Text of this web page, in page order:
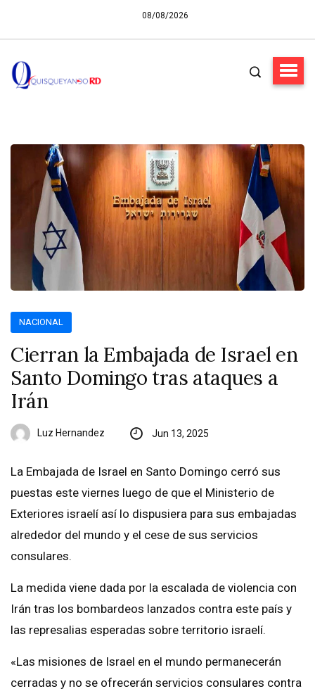
08/08/2026
NACIONAL
Cierran la Embajada de Israel en
Santo Domingo tras ataques a
Irán
Luz Hernandez Jun 13, 2025
La Embajada de Israel en Santo Domingo cerró sus
puestas este viernes luego de que el Ministerio de
Exteriores israelí así lo dispusiera para sus embajadas
alrededor del mundo y el cese de sus servicios
consulares.
La medida viene dada por la escalada de violencia con
Irán tras los bombardeos lanzados contra este país y
las represalias esperadas sobre territorio israelí.
«Las misiones de Israel en el mundo permanecerán
cerradas y no se ofrecerán servicios consulares contra